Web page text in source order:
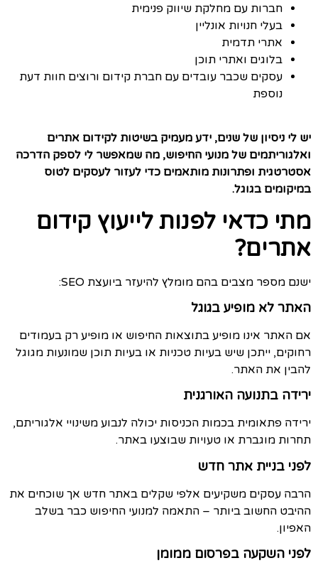
חברות עם מחלקת שיווק פנימית
בעלי חנויות אונליין
אתרי תדמית
בלוגים ואתרי תוכן
עסקים שכבר עובדים עם חברת קידום ורוצים חוות דעת
נוספת
יש לי ניסיון של שנים, ידע מעמיק בשיטות לקידום אתרים
ואלגוריתמים של מנועי החיפוש, מה שמאפשר לי לספק הדרכה
אסטרטגית ופתרונות מותאמים כדי לעזור לעסקים לטוס
במיקומים בגוגל.
מתי כדאי לפנות לייעוץ קידום
אתרים?
ישנם מספר מצבים בהם מומלץ להיעזר ביועצת SEO:
האתר לא מופיע בגוגל
אם האתר אינו מופיע בתוצאות החיפוש או מופיע רק בעמודים
רחוקים, ייתכן שיש בעיות טכניות או בעיות תוכן שמונעות מגוגל
להבין את האתר.
ירידה בתנועה האורגנית
ירידה פתאומית בכמות הכניסות יכולה לנבוע משינויי אלגוריתם,
תחרות מוגברת או טעויות שבוצעו באתר.
לפני בניית אתר חדש
הרבה עסקים משקיעים אלפי שקלים באתר חדש אך שוכחים את
ההיבט החשוב ביותר – התאמה למנועי החיפוש כבר בשלב
האפיון.
לפני השקעה בפרסום ממומן